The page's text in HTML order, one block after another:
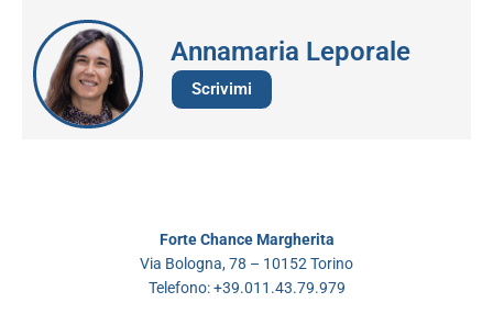
Annamaria Leporale
Scrivimi
Forte Chance Margherita
Via Bologna, 78 – 10152 Torino
Telefono: +39.011.43.79.979